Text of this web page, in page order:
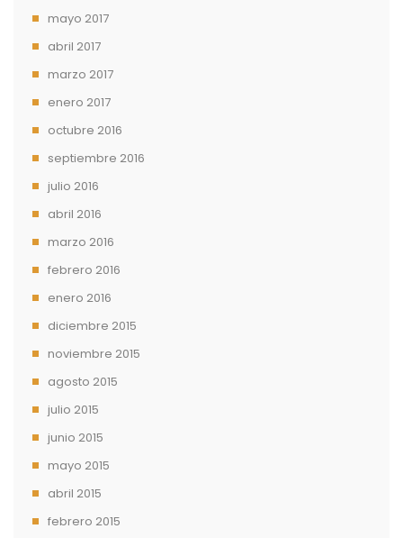
mayo 2017
abril 2017
marzo 2017
enero 2017
octubre 2016
septiembre 2016
julio 2016
abril 2016
marzo 2016
febrero 2016
enero 2016
diciembre 2015
noviembre 2015
agosto 2015
julio 2015
junio 2015
mayo 2015
abril 2015
febrero 2015